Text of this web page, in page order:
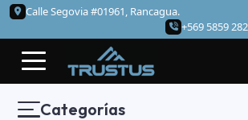
Calle Segovia #01961, Rancagua.
+569 5859
Categorías